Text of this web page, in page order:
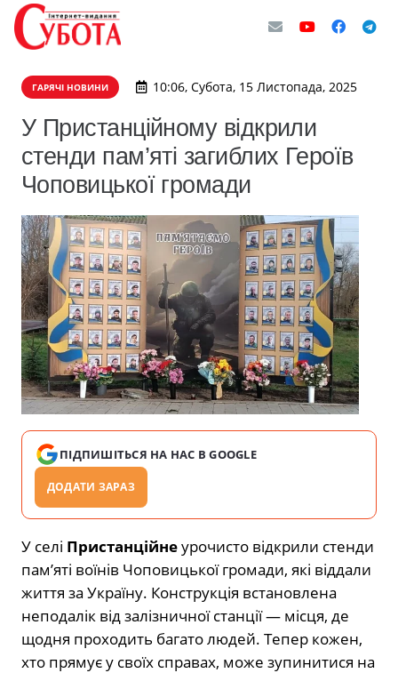
ГАРЯЧІ НОВИНИ 10:06, Субота, 15 Листопада, 2025
У Пристанційному відкрили
стенди пам’яті загиблих Героїв
Чоповицької громади
ПІДПИШІТЬСЯ НА НАС В GOOGLE
ДОДАТИ ЗАРАЗ
У селі Пристанційнеурочисто відкрили стенди
пам’яті воїнів Чоповицької громади, які віддали
життя за Україну. Конструкція встановлена
неподалік від залізничної станції — місця, де
щодня проходить багато людей. Тепер кожен,
хто прямує у своїх справах, може зупинитися на